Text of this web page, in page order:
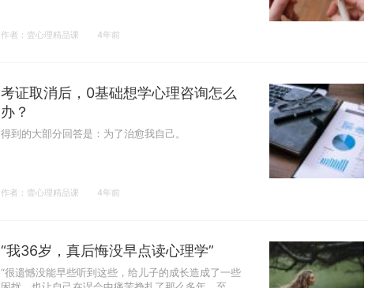
作者：壹心理精品课 4年前
考证取消后，0基础想学心理咨询怎么
办？
得到的大部分回答是：为了治愈我自己。
作者：壹心理精品课 4年前
“我36岁，真后悔没早点读心理学”
“很遗憾没能早些听到这些，给儿子的成长造成了一些